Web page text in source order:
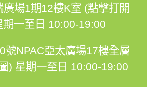
廣場1期12樓K室 (點擊打開
期一至日 10:00-19:00
號NPAC亞太廣場17樓全層
) 星期一至日 10:00-19:00